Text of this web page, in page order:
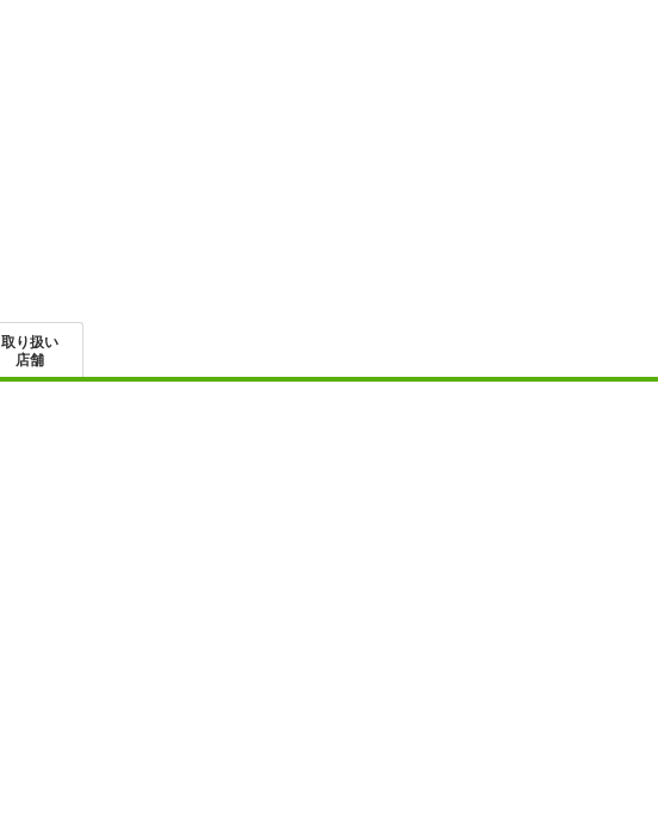
取り扱い
店舗